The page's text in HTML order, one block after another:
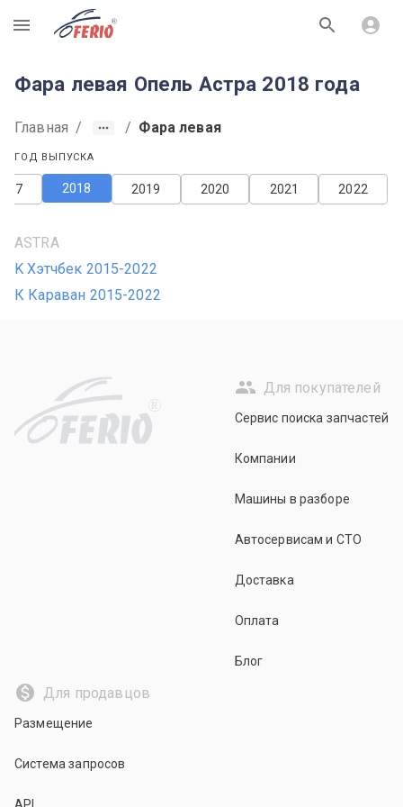
R
Фара левая Опель Астра 2018 года
Главная / / Фара левая
ГОД ВЫПУСКА
2022
2021
2020
2019
2018
ASTRA
K Хэтчбек 2015-2022
К Караван 2015-2022
R
Для покупателей
Сервис поиска запчастей
Компании
Машины в разборе
Автосервисам и СТО
Доставка
Оплата
Блог
Для продавцов
Размещение
Система запросов